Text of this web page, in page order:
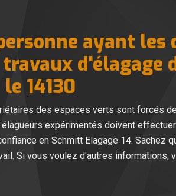
ayant
d'élagage
le 14130
des espaces verts sont forcés
expérimentés doivent
en Schmitt Elagage 14. Sachez
Si vous voulez d'autres informations,